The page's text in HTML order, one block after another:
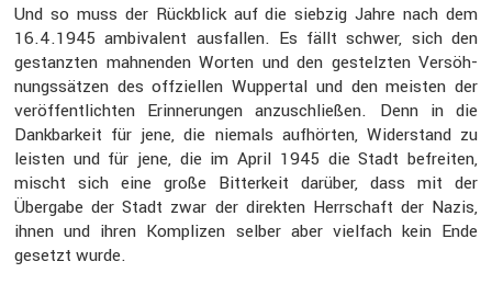
Und so muss der Rückblick auf die siebzig Jahre nach dem
16.4.1945 ambiva­lent ausfallen. Es fällt schwer, sich den
gestanzten mahnenden Worten und den gestelzten Versöh­
nungs­sätzen des offzi­ellen Wuppertal und den meisten der
veröf­fent­lichten Erinne­rungen anzuschließen. Denn in die
Dankbar­keit für jene, die niemals aufhörten, Wider­stand zu
leisten und für jene, die im April 1945 die Stadt befreiten,
mischt sich eine große Bitter­keit darüber, dass mit der
Übergabe der Stadt zwar der direkten Herrschaft der Nazis,
ihnen und ihren Komplizen selber aber vielfach kein Ende
gesetzt wurde.